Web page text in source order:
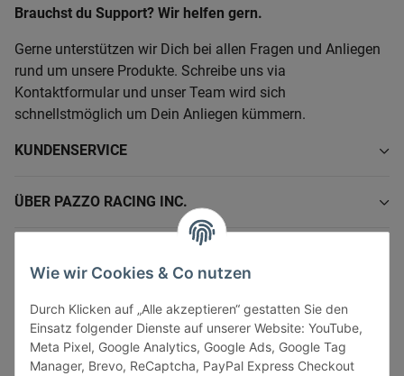
Wie wir Cookies & Co nutzen
Durch Klicken auf „Alle akzeptieren“ gestatten Sie den
Einsatz folgender Dienste auf unserer Website: YouTube,
Meta Pixel, Google Analytics, Google Ads, Google Tag
Manager, Brevo, ReCaptcha, PayPal Express Checkout
Brauchst du Support? Wir helfen gern.
Gerne unterstützen wir Dich bei allen Fragen und Anliegen
rund um unsere Produkte. Schreibe uns via
Kontaktformular und unser Team wird sich
schnellstmöglich um Dein Anliegen kümmern.
KUNDENSERVICE
ÜBER PAZZO RACING INC.
GESETZLICHE INFORMATIONEN